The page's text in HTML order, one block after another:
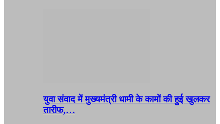
युवा संवाद में मुख्यमंत्री धामी के कामों की हुई खुलकर
तारीफ,…